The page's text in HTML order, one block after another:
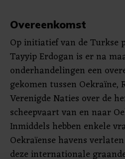
Overeenkomst
Op initiatief van de Turkse
Tayyip Erdogan is er na
onderhandelingen een
gekomen tussen Oekraïne,
Verenigde Naties over de
scheepvaart van en naar
Inmiddels hebben enkele
Oekraïense havens
deze internationale